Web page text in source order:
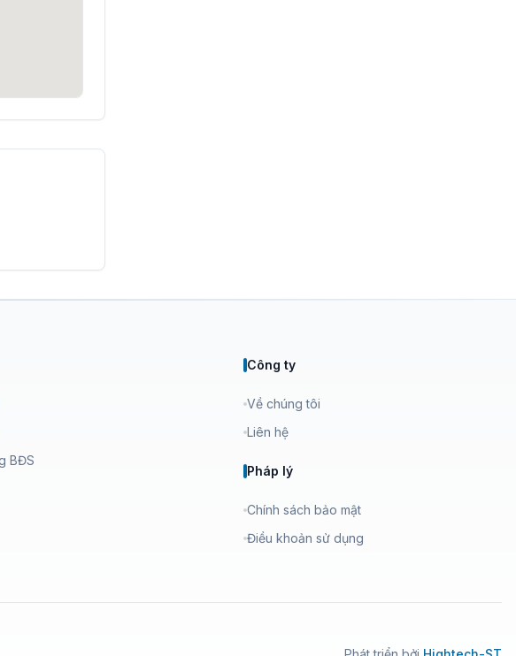
BĐS
Công ty
Về chúng tôi
Liên hệ
Pháp lý
Chính sách bảo mật
Điều khoản sử dụng